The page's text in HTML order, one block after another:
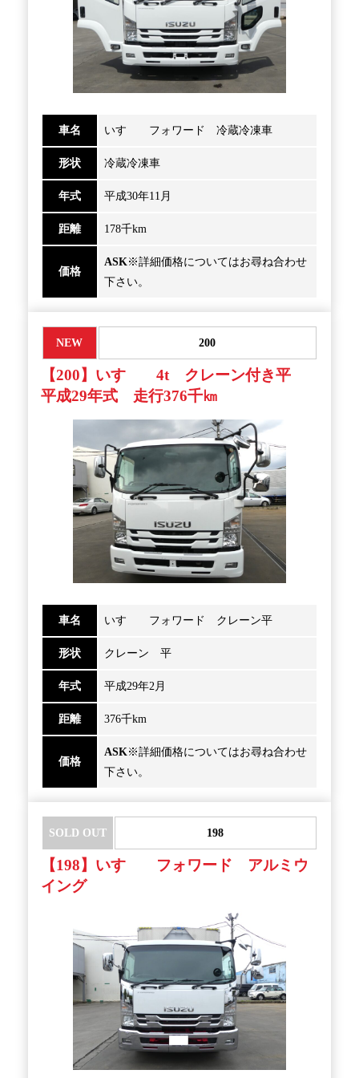
車名 いすゞ フォワード 冷蔵冷凍車
形状 冷蔵冷凍車
年式 平成30年11月
距離 178千km
価格
ASK※詳細価格についてはお尋ね合わせ
下さい。
NEW 200
【200】いすゞ 4t クレーン付き平
平成29年式 走行376千㎞
車名 いすゞ フォワード クレーン平
形状 クレーン 平
年式 平成29年2月
距離 376千km
価格
ASK※詳細価格についてはお尋ね合わせ
下さい。
SOLD OUT 198
【198】いすゞ フォワード アルミウ
イング